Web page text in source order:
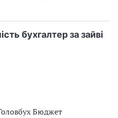
Бюджет
бухгалтер за зайві